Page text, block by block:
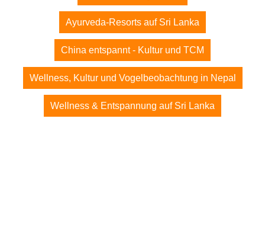
Ayurveda-Resorts auf Sri Lanka
China entspannt - Kultur und TCM
Wellness, Kultur und Vogelbeobachtung in Nepal
Wellness & Entspannung auf Sri Lanka